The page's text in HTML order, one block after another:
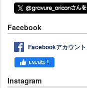
Facebook
Facebookアカウント
Instagram